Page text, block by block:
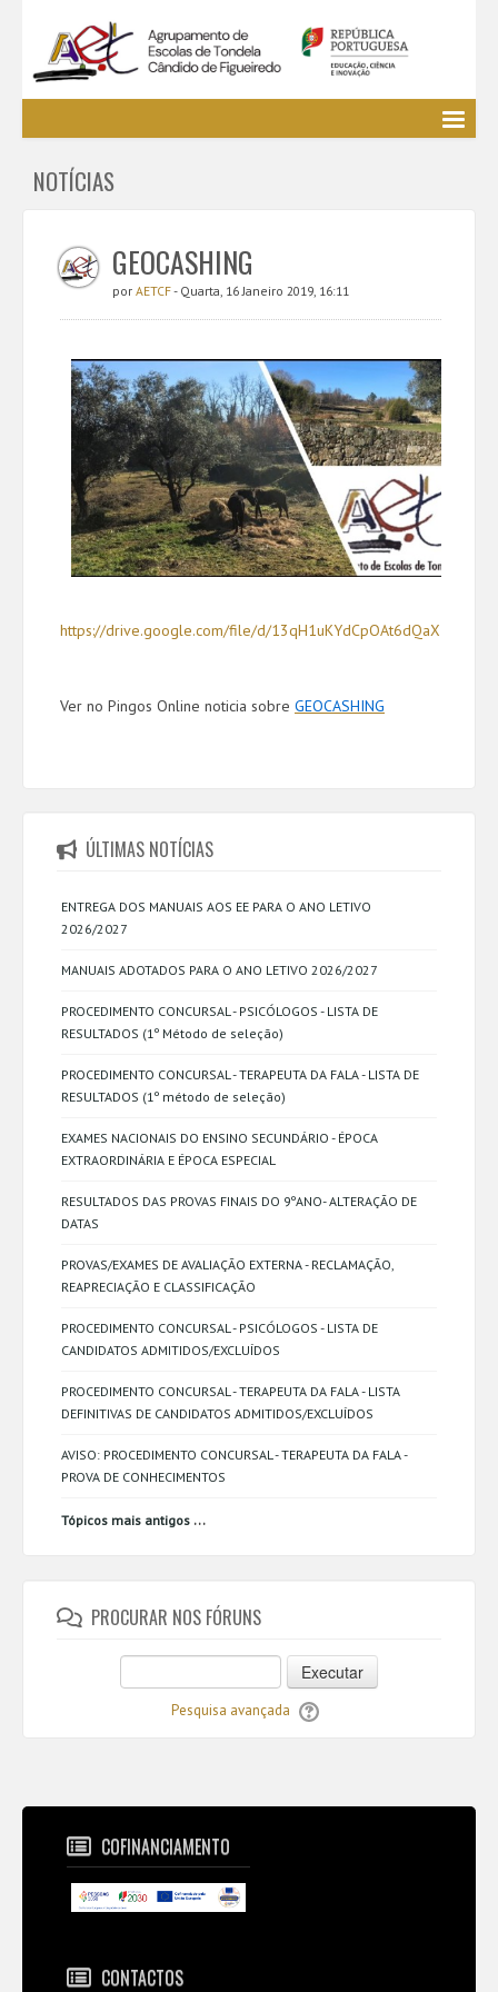
EE / Alunos
Cursos Profissionais
Bibliotecas
Media AETCF
Utilizador não identificado. ( Entrar)
NOTÍCIAS
GEOCASHING
por AETCF- Quarta, 16 Janeiro 2019, 16:11
https://drive.google.com/file/d/
Ver no Pingos Online noticia sobre GEOCASHING
ÚLTIMAS NOTÍCIAS
ENTREGA DOS MANUAIS AOS EE PARA O ANO LETIVO
2026/2027
MANUAIS ADOTADOS PARA O ANO LETIVO 2026/2027
PROCEDIMENTO CONCURSAL - PSICÓLOGOS - LISTA DE
RESULTADOS (1º Método de seleção)
PROCEDIMENTO CONCURSAL - TERAPEUTA DA FALA - LISTA DE
RESULTADOS (1º método de seleção)
EXAMES NACIONAIS DO ENSINO SECUNDÁRIO - ÉPOCA
EXTRAORDINÁRIA E ÉPOCA ESPECIAL
RESULTADOS DAS PROVAS FINAIS DO 9ºANO- ALTERAÇÃO DE
DATAS
PROVAS/EXAMES DE AVALIAÇÃO EXTERNA - RECLAMAÇÃO,
REAPRECIAÇÃO E CLASSIFICAÇÃO
PROCEDIMENTO CONCURSAL - PSICÓLOGOS - LISTA DE
CANDIDATOS ADMITIDOS/EXCLUÍDOS
PROCEDIMENTO CONCURSAL - TERAPEUTA DA FALA - LISTA
DEFINITIVAS DE CANDIDATOS ADMITIDOS/EXCLUÍDOS
AVISO: PROCEDIMENTO CONCURSAL - TERAPEUTA DA FALA -
PROVA DE CONHECIMENTOS
Tópicos mais antigos ...
PROCURAR NOS FÓRUNS
Executar
Pesquisa avançada
COFINANCIAMENTO
CONTACTOS